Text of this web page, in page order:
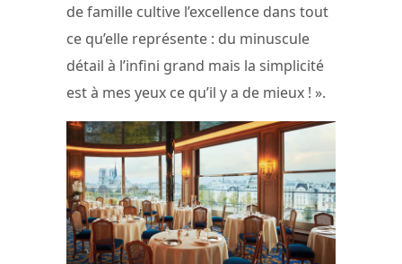
de famille cultive l’excellence dans tout
ce qu’elle représente : du minuscule
détail à l’infini grand mais la simplicité
est à mes yeux ce qu’il y a de mieux ! ».